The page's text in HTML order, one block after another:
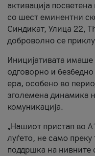
активација
со шест еминентни
Синдикат, Улица 22,
доброволно се
Иницијативата имаше
одговорно и
ера, особено во
зголемена динамика
комуникација.
„Нашиот пристап во
луѓето, не само преку
поддршка на нивните